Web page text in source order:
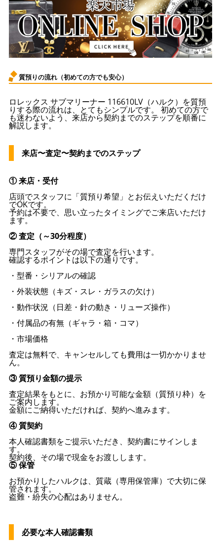
質預りの流れ（初めての方でも安心）
ロレックス サブマリーナー 116610LV（ハルク）を質預
りする際の流れは、とてもシンプルです。 初めての方で
も迷わないよう、来店から契約までのステップを順番に
解説します。
来店〜査定〜契約までのステップ
① 来店・受付
店頭でスタッフに「質預り希望」とお伝えいただくだけ
でOKです。
予約は不要で、思い立ったタイミングでご来店いただけ
ます。
② 査定（～30分程度）
専門スタッフがその場で査定を行います。
確認するポイントは以下の通りです。
・型番・シリアルの確認
・外装状態（キズ・スレ・ガラスの欠け）
・動作状況（日差・針の動き・リューズ操作）
・付属品の有無（ギャラ・箱・コマ）
・市場価格
査定は無料で、キャンセルしても費用は一切かかりませ
ん。
③ 質預り金額の提示
査定結果をもとに、お預かり可能な金額（質預り枠）を
ご案内します。
金額にご納得いただければ、契約へ進みます。
④ 質契約
本人確認書類をご提示いただき、契約書にサインしま
す。
契約後、その場で現金をお渡しします。
⑤ 保管
お預かりしたハルクは、質蔵（専用保管庫）で大切に保
管されます。
盗難・紛失の心配はありません。
必要な本人確認書類